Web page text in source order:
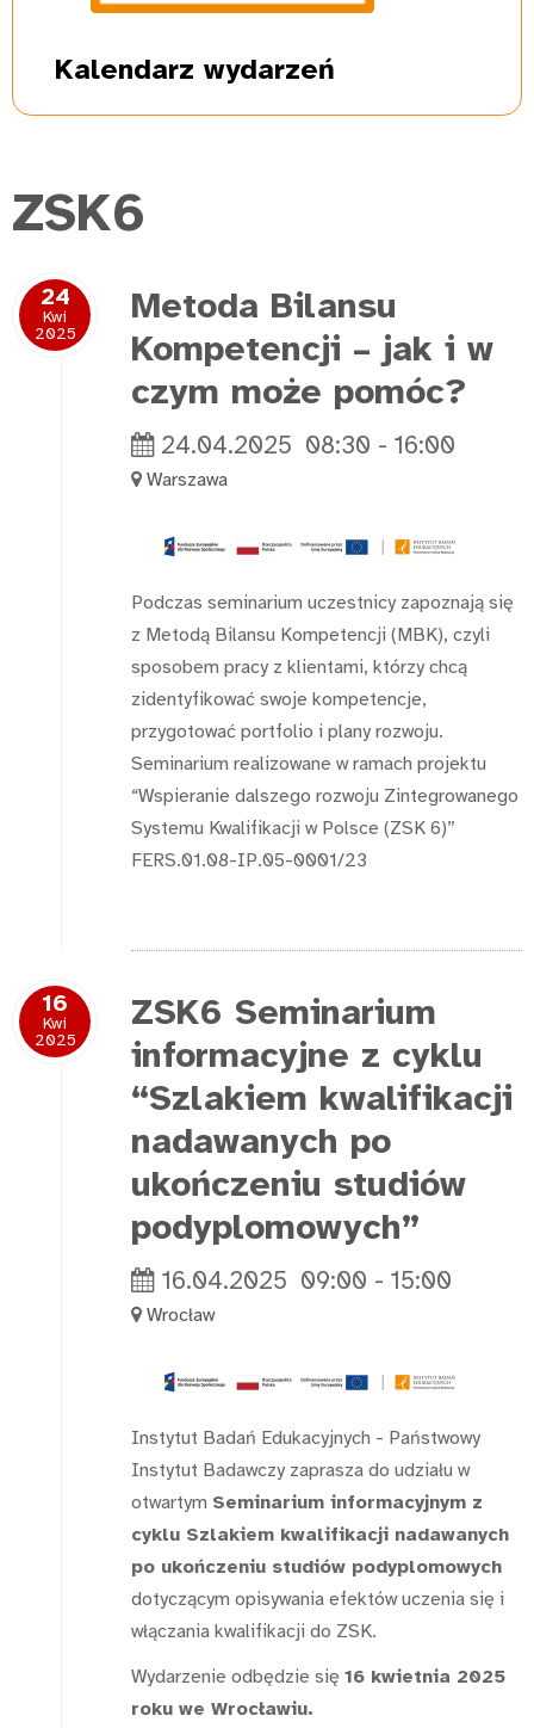
Kalendarz wydarzeń
ZSK6
24
Kwi
2025
Metoda Bilansu
Kompetencji – jak i w
czym może pomóc?
24.04.2025 08:30 - 16:00
Warszawa
Podczas seminarium uczestnicy zapoznają się
z Metodą Bilansu Kompetencji (MBK), czyli
sposobem pracy z klientami, którzy chcą
zidentyfikować swoje kompetencje,
przygotować portfolio i plany rozwoju.
Seminarium realizowane w ramach projektu
“Wspieranie dalszego rozwoju Zintegrowanego
Systemu Kwalifikacji w Polsce (ZSK 6)”
FERS.01.08-IP.05-0001/23
16
Kwi
2025
ZSK6 Seminarium
informacyjne z cyklu
“Szlakiem kwalifikacji
nadawanych po
ukończeniu studiów
podyplomowych”
16.04.2025 09:00 - 15:00
Wrocław
Instytut Badań Edukacyjnych - Państwowy
Instytut Badawczy zaprasza do udziału w
otwartym Seminarium informacyjnym z
cyklu Szlakiem kwalifikacji nadawanych
po ukończeniu studiów podyplomowych
dotyczącym opisywania efektów uczenia się i
włączania kwalifikacji do ZSK.
Wydarzenie odbędzie się 16 kwietnia 2025
roku we Wrocławiu.